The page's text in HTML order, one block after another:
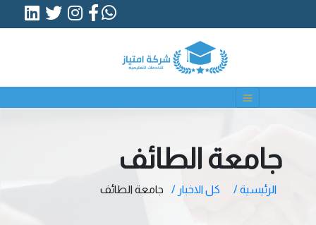
جامعة الطائف
الرئيسية / كل الاخبار / جامعة الطائف